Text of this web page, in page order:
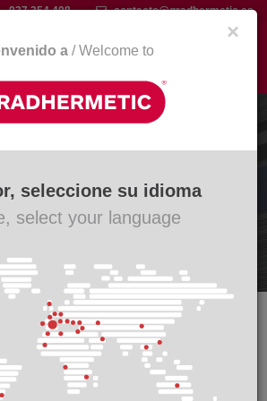
937 354 408 contacto@gradhermetic.es
Serie CL 40
×
a / Welcome to
seleccione su idioma
select your language